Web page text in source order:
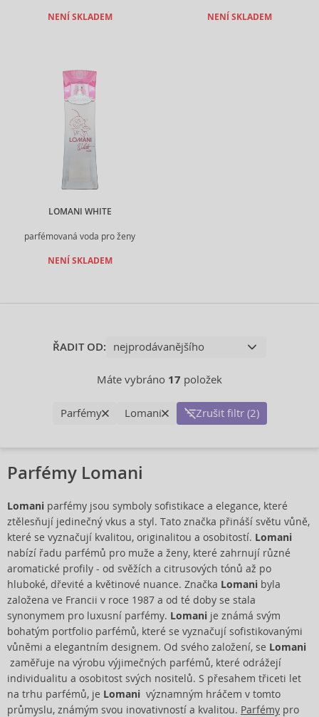
NENÍ SKLADEM NENÍ SKLADEM
LOMANI WHITE
parfémovaná voda pro ženy
NENÍ SKLADEM
ŘADIT OD:
Máte vybráno 17 položek
Parfémy Lomani Zrušit filtr (2)
Parfémy Lomani
Lomani parfémy jsou symboly sofistikace a elegance, které
ztělesňují jedinečný vkus a styl. Tato značka přináší světu vůně,
které se vyznačují kvalitou, originalitou a osobitostí. Lomani
nabízí řadu parfémů pro muže a ženy, které zahrnují různé
aromatické profily - od svěžích a citrusových tónů až po
hluboké, dřevité a květinové nuance. Značka Lomani byla
založena ve Francii v roce 1987 a od té doby se stala
synonymem pro luxusní parfémy. Lomani je známá svým
bohatým portfolio parfémů, které se vyznačují sofistikovanými
vůněmi a elegantním designem. Od svého založení, se Lomani
zaměřuje na výrobu výjimečných parfémů, které odrážejí
individualitu a osobitost svých nositelů. S přesahem třiceti let
na trhu parfémů, je Lomani významným hráčem v tomto
průmyslu, známým svou inovativností a kvalitou. Parfémy pro